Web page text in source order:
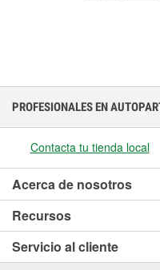
PROFESIONALES EN
Contacta tu tienda local
Acerca de nosotros
Recursos
Servicio al cliente